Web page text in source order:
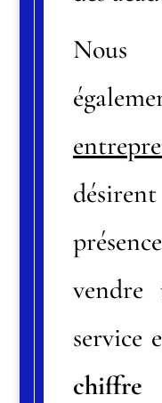
Nous
service
chiffre